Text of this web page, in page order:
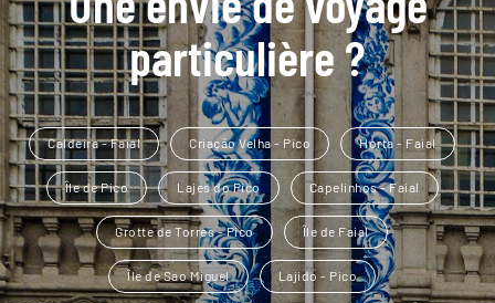
particulière ?
Caldeira - Faial Criação Velha - Pico Horta - Faial
Île de Pico Lajes do Pico Capelinhos - Faial
Grotte de Torres - Pico Île de Faial
Île de Sao Miguel Lajido - Pico